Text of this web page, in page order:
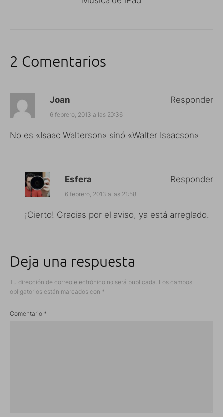
2 Comentarios
Joan
6 febrero, 2013 a las 20:36
No es «Isaac Walterson» sinó «Walter Isaacson»
Responder
Esfera
6 febrero, 2013 a las 21:58
¡Cierto! Gracias por el aviso, ya está arreglado.
Responder
Deja una respuesta
Tu dirección de correo electrónico no será publicada. Los campos
obligatorios están marcados con *
Comentario *